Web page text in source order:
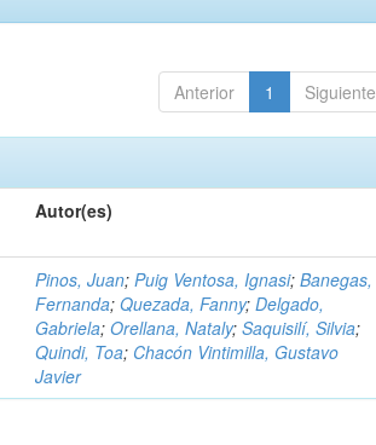
Anterior 1 Siguiente
Autor(es)
Pinos, Juan;Puig Ventosa, Ignasi;Banegas,
Fernanda;Quezada, Fanny;Delgado,
Gabriela;Orellana, Nataly;Saquisilí, Silvia;
Quindi, Toa; Chacón Vintimilla, Gustavo
Javier